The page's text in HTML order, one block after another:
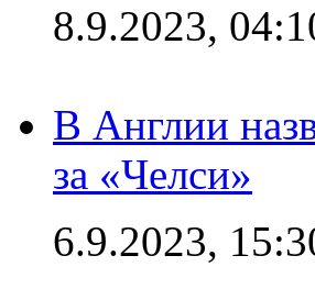
8.9.2023,
В Англии
за «Челси»
6.9.2023,